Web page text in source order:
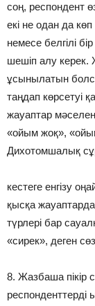
соң, респондент
екі не одан да
немесе белгілі
шешіп алу керек.
ұсынылатын
таңдап көрсетуі
жауаптар
«ойым жоқ»,
Дихотомшалық
кестеге енгізу
қысқа
түрлері бар
«сирек», деген
8. Жазбаша пікір